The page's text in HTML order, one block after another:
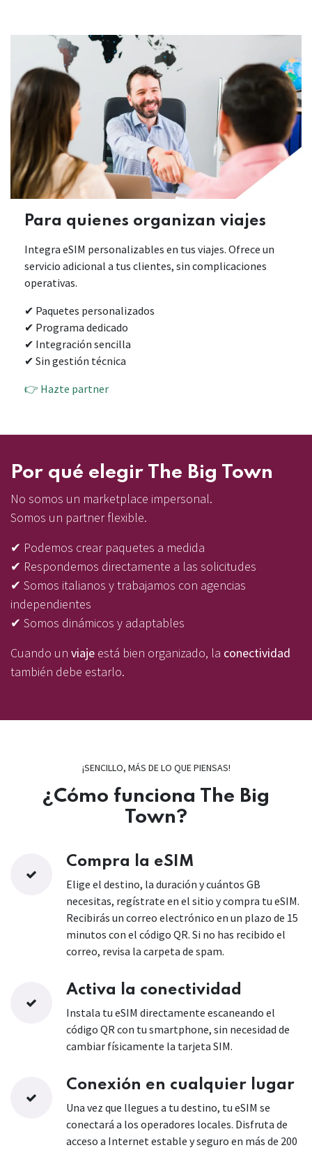
Para quienes organizan viajes
Integra eSIM personalizables en tus viajes. Ofrece un
servicio adicional a tus clientes, sin complicaciones
operativas.
✔ Paquetes personalizados
✔ Programa dedicado
✔ Integración sencilla
✔ Sin gestión técnica​
👉 Hazte partner
Por qué elegir The Big Town
No somos un marketplace impersonal.
Somos un partner flexible.
✔ Podemos crear paquetes a medida
✔ Respondemos directamente a las solicitudes
✔ Somos italianos y trabajamos con agencias
independientes
✔ Somos dinámicos y adaptables​
Cuando un viaje está bien organizado, la conectividad
también debe estarlo.
¡SENCILLO, MÁS DE LO QUE PIENSAS!
¿Cómo funciona The Big
Town?
Compra la eSIM
Elige el destino, la duración y cuántos GB
necesitas, regístrate en el sitio y compra tu eSIM.
Recibirás un correo electrónico en un plazo de 15
minutos con el código QR. Si no has recibido el
correo, revisa la carpeta de spam.
Activa la conectividad
Instala tu eSIM directamente escaneando el
código QR con tu smartphone, sin necesidad de
cambiar físicamente la tarjeta SIM.
Conexión en cualquier lugar
Una vez que llegues a tu destino, tu eSIM se
conectará a los operadores locales. Disfruta de
acceso a Internet estable y seguro en más de 200